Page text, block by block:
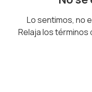
Lo sentimos, no
Relaja los términos